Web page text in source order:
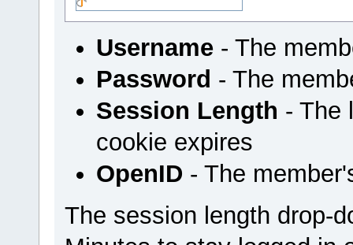
Username- The
Password - The
Session Length - The
cookie expires
OpenID - The
The session length drop-